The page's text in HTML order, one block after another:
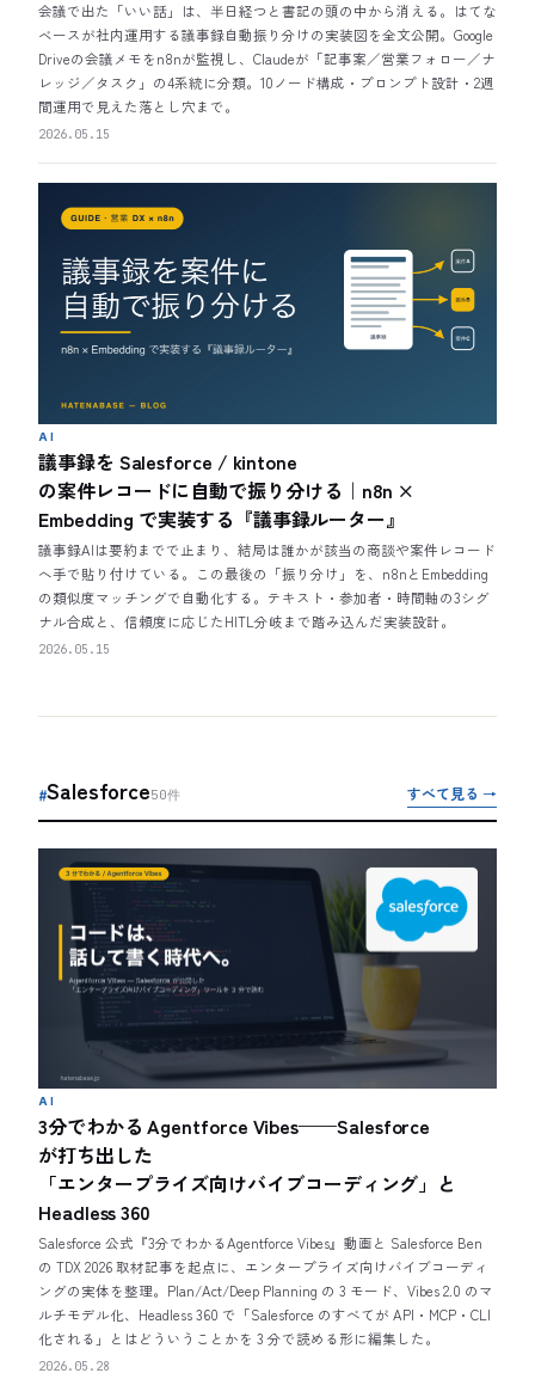
会議で出た「いい話」は、半日経つと書記の頭の中から消える。はてな
ベースが社内運用する議事録自動振り分けの実装図を全文公開。Google
Driveの会議メモをn8nが監視し、Claudeが「記事案／営業フォロー／ナ
レッジ／タスク」の4系統に分類。10ノード構成・プロンプト設計・2週
間運用で見えた落とし穴まで。
2026.05.15
AI
議事録を Salesforce / kintone
の案件レコードに自動で振り分ける｜n8n ×
Embedding で実装する『議事録ルーター』
議事録AIは要約までで止まり、結局は誰かが該当の商談や案件レコード
へ手で貼り付けている。この最後の「振り分け」を、n8nとEmbedding
の類似度マッチングで自動化する。テキスト・参加者・時間軸の3シグ
ナル合成と、信頼度に応じたHITL分岐まで踏み込んだ実装設計。
2026.05.15
#Salesforce50件 すべて見る →
AI
3分でわかる Agentforce Vibes——Salesforce
が打ち出した
「エンタープライズ向けバイブコーディング」と
Headless 360
Salesforce 公式『3分でわかるAgentforce Vibes』動画と Salesforce Ben
の TDX 2026 取材記事を起点に、エンタープライズ向けバイブコーディ
ングの実体を整理。Plan/Act/Deep Planning の 3 モード、Vibes 2.0 のマ
ルチモデル化、Headless 360 で「Salesforce のすべてが API・MCP・CLI
化される」とはどういうことかを 3 分で読める形に編集した。
2026.05.28